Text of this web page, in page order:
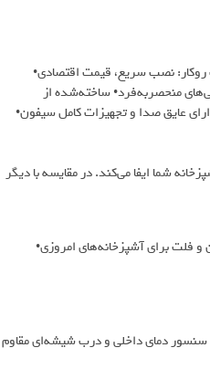
نصب سریع، قیمت اقتصادی•
منحصربه‌فرد• ساخته‌شده از
افزایش فضا• دارای عایق صدا و تجهیزات کامل سیفون•
شما ایفا می‌کند. در مقایسه با دیگر
و فلت برای آشپزخانه‌های امروزی•
سنسور دمای داخلی و درب شیشه‌ای مقاوم